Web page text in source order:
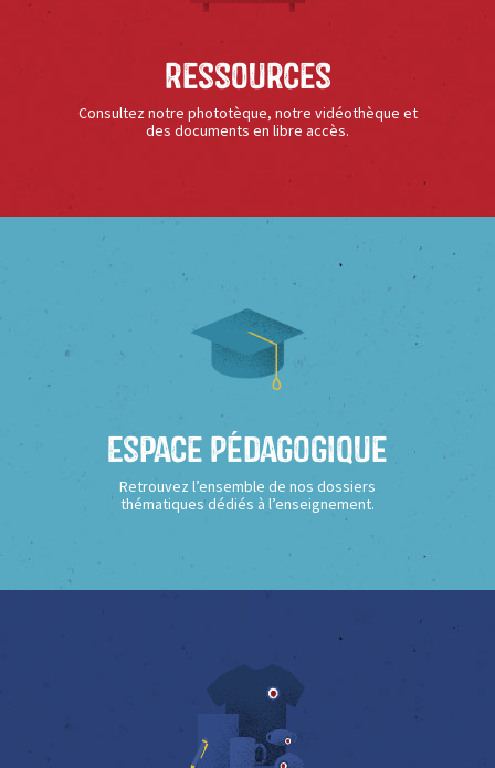
Ressources
Consultez notre phototèque, notre vidéothèque et
des documents en libre accès.
Espace Pédagogique
Retrouvez l’ensemble de nos dossiers
thématiques dédiés à l’enseignement.